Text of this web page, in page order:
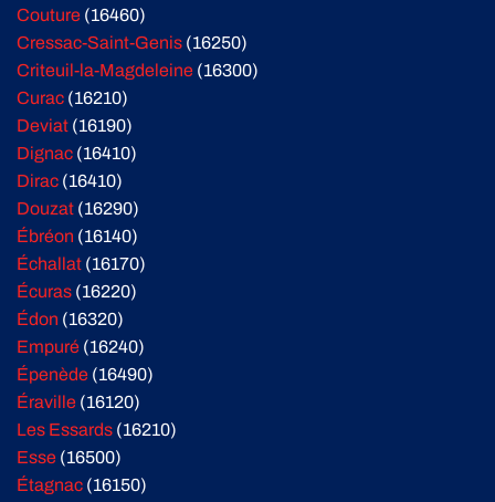
Couture (16460)
Cressac-Saint-Genis (16250)
Criteuil-la-Magdeleine (16300)
Curac (16210)
Deviat (16190)
Dignac (16410)
Dirac (16410)
Douzat (16290)
Ébréon (16140)
Échallat (16170)
Écuras (16220)
Édon (16320)
Empuré (16240)
Épenède (16490)
Éraville (16120)
Les Essards (16210)
Esse (16500)
Étagnac (16150)